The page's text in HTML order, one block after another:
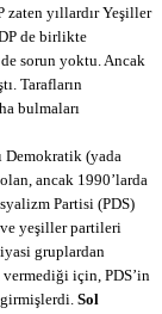
yıllardır Yeşiller
de birlikte
sorun yoktu. Ancak
Tarafların
bulmaları
Demokratik (yada
ancak 1990’larda
Partisi (PDS)
ve yeşiller partileri
gruplardan
vermediği için, PDS’in
girmişlerdi.Sol